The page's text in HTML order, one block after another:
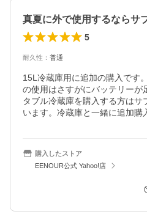
真夏に外で使用するならサ
5
耐久性 ： 普通
15L冷蔵庫用に追加の購入です
の使用はさすがにバッテリーが
タブル冷蔵庫を購入する方はサ
います。冷蔵庫と一緒に追加購
購入したストア
EENOUR公式 Yahoo!店